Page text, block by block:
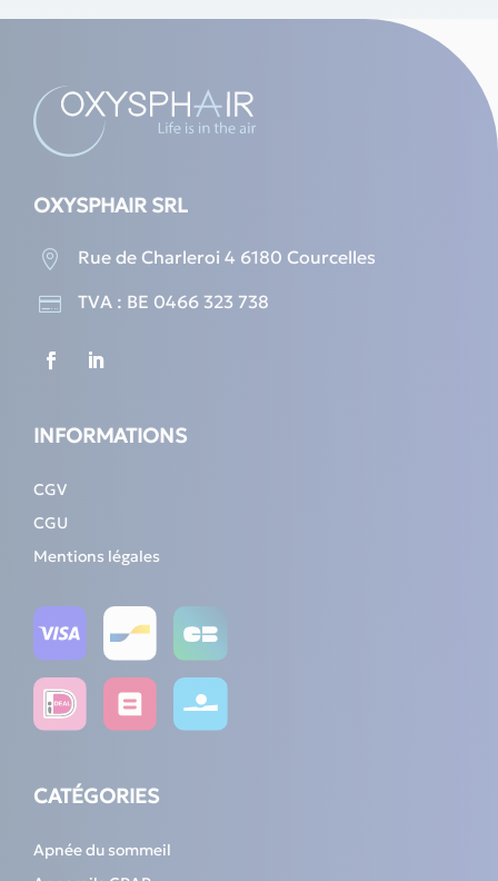
page
OXYSPHAIR SRL
 Rue de Charleroi 4 6180 Courcelles
 TVA : BE 0466 323 738
INFORMATIONS
CGV
CGU
Mentions légales
CATÉGORIES
Apnée du sommeil